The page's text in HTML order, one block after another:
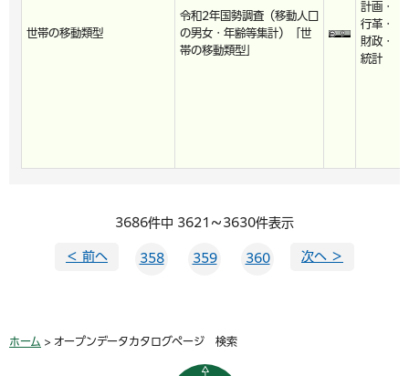
世帯の移動類型
令和2年国勢調査（移動人口
の男女・年齢等集計）「世
帯の移動類型」
計画・
行革・
財政・
統計
3686件中 3621～3630件表示
＜ 前へ 358 359 360 次へ ＞
ホーム > オープンデータカタログページ 検索